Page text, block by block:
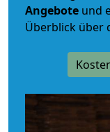
Angebote und
Überblick über